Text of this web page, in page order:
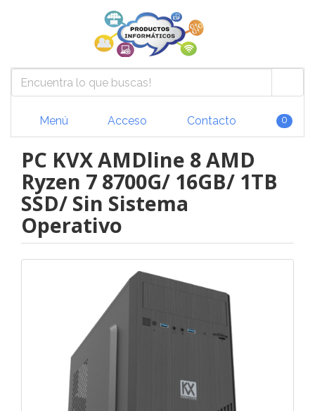
Menú Acceso Contacto 0
PC KVX AMDline 8 AMD
Ryzen 7 8700G/ 16GB/ 1TB
SSD/ Sin Sistema
Operativo